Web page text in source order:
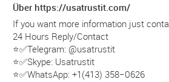
Über https://usatrustit.com/
If you want more information just
24 Hours Reply/Contact
⭐✅Telegram: @usatrustit
⭐✅Skype: Usatrustit
⭐✅WhatsApp: +1(413) 358−0626